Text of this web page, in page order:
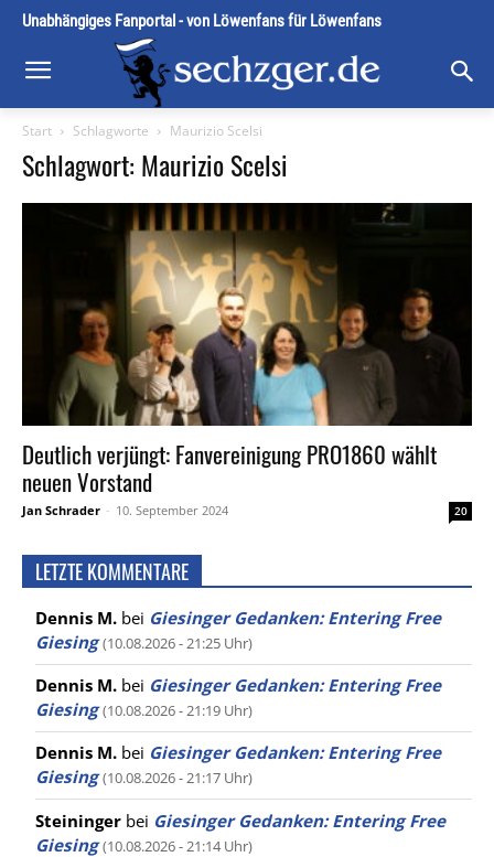
Unabhängiges Fanportal - von Löwenfans für Löwenfans
Start Schlagworte Maurizio Scelsi
Schlagwort: Maurizio Scelsi
Deutlich verjüngt: Fanvereinigung PRO1860 wählt
neuen Vorstand
Jan Schrader - 10. September 2024 20
LETZTE KOMMENTARE
Dennis M. bei Giesinger Gedanken: Entering Free
Giesing (10.08.2026 - 21:25 Uhr)
Dennis M. bei Giesinger Gedanken: Entering Free
Giesing (10.08.2026 - 21:19 Uhr)
Dennis M. bei Giesinger Gedanken: Entering Free
Giesing (10.08.2026 - 21:17 Uhr)
Steininger bei Giesinger Gedanken: Entering Free
Giesing (10.08.2026 - 21:14 Uhr)